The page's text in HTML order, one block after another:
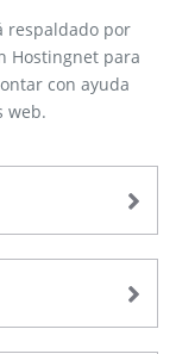
respaldado por
Hostingnet para
con ayuda
web.